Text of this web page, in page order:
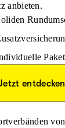
anbieten.
entdecken